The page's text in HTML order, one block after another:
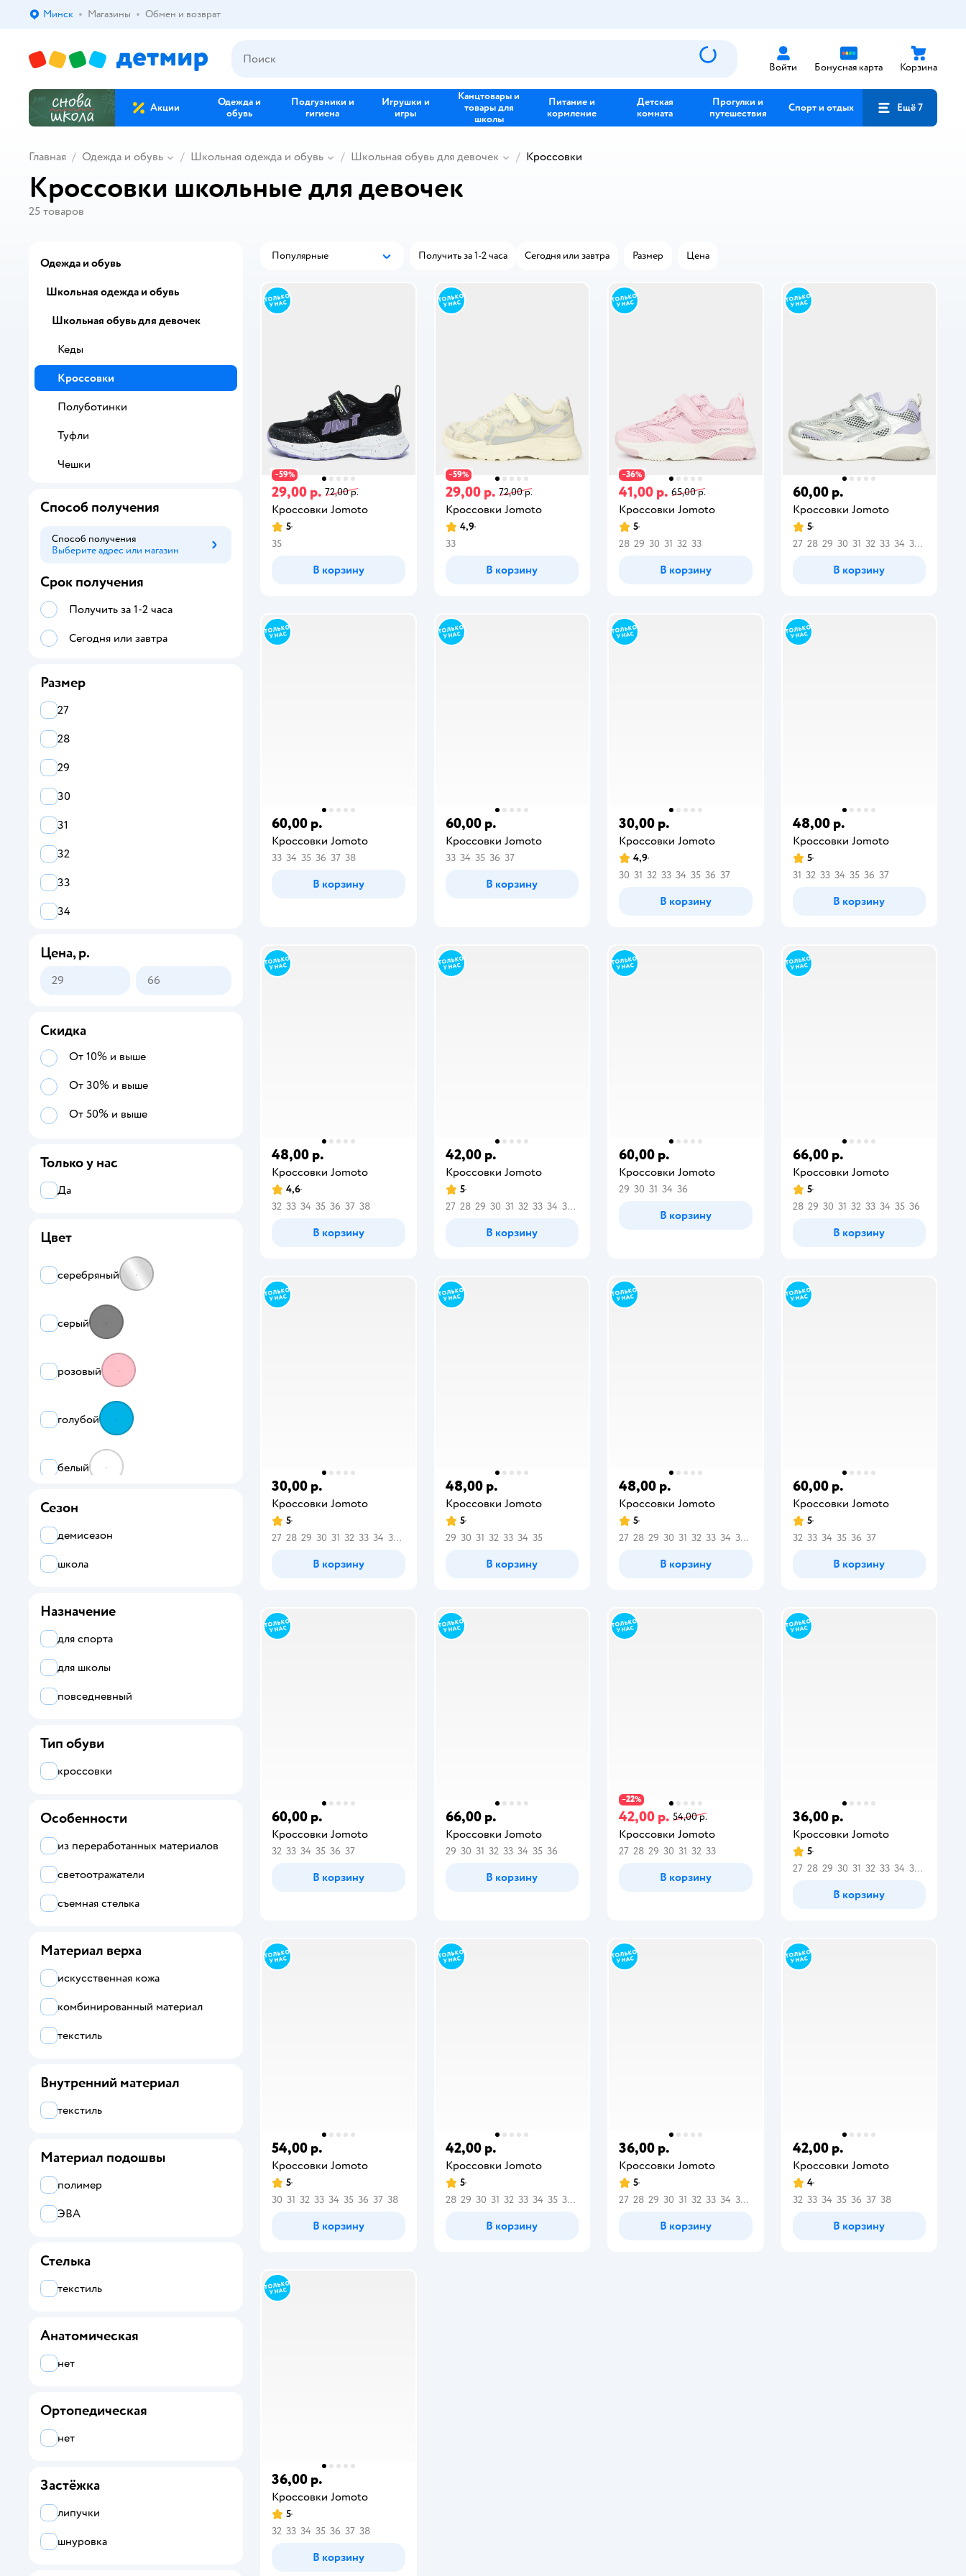
Выбор адреса доставки.
Минск Магазины Обмен и возврат
Войти Бонусная карта Корзина
Акции
Одежда и
обувь
Подгузники и
гигиена
Игрушки и
игры
Канцтовары и
товары для
школы
Питание и
кормление
Детская
комната
Прогулки и
путешествия
Спорт и отдых Ещё 7
Главная Одежда и обувь Школьная одежда и обувь Школьная обувь для девочек Кроссовки
Кроссовки школьные для девочек
25 товаров
Популярные
Популярные Получить за 1-2 часа Сегодня или завтра Размер Цена
−59%
29,00 р. 72,00 р.
Кроссовки Jomoto
5
35
В корзину
−59%
29,00 р. 72,00 р.
Кроссовки Jomoto
4,9
33
В корзину
−36%
41,00 р. 65,00 р.
Кроссовки Jomoto
5
28 29 30 31 32 33
В корзину
60,00 р.
Кроссовки Jomoto
5
27 28 29 30 31 32 33 34 35
В корзину
60,00 р.
Кроссовки Jomoto
33 34 35 36 37 38
В корзину
60,00 р.
Кроссовки Jomoto
33 34 35 36 37
В корзину
30,00 р.
Кроссовки Jomoto
4,9
30 31 32 33 34 35 36 37
В корзину
48,00 р.
Кроссовки Jomoto
5
31 32 33 34 35 36 37
В корзину
48,00 р.
Кроссовки Jomoto
4,6
32 33 34 35 36 37 38
В корзину
42,00 р.
Кроссовки Jomoto
5
27 28 29 30 31 32 33 34 35
В корзину
60,00 р.
Кроссовки Jomoto
29 30 31 34 36
В корзину
66,00 р.
Кроссовки Jomoto
5
28 29 30 31 32 33 34 35 36
В корзину
30,00 р.
Кроссовки Jomoto
5
27 28 29 30 31 32 33 34 35
В корзину
48,00 р.
Кроссовки Jomoto
5
29 30 31 32 33 34 35
В корзину
48,00 р.
Кроссовки Jomoto
5
27 28 29 30 31 32 33 34 35
В корзину
60,00 р.
Кроссовки Jomoto
5
32 33 34 35 36 37
В корзину
60,00 р.
Кроссовки Jomoto
32 33 34 35 36 37
В корзину
66,00 р.
Кроссовки Jomoto
29 30 31 32 33 34 35 36
В корзину
−22%
42,00 р. 54,00 р.
Кроссовки Jomoto
27 28 29 30 31 32 33
В корзину
36,00 р.
Кроссовки Jomoto
5
27 28 29 30 31 32 33 34 35
В корзину
54,00 р.
Кроссовки Jomoto
5
30 31 32 33 34 35 36 37 38
В корзину
42,00 р.
Кроссовки Jomoto
5
28 29 30 31 32 33 34 35 36
В корзину
36,00 р.
Кроссовки Jomoto
5
27 28 29 30 31 32 33 34 35
В корзину
42,00 р.
Кроссовки Jomoto
4
32 33 34 35 36 37 38
В корзину
36,00 р.
Кроссовки Jomoto
5
32 33 34 35 36 37 38
В корзину
Одежда и обувь
Школьная одежда и обувь
Школьная обувь для девочек
Кеды
Кроссовки
Полуботинки
Туфли
Чешки
Способ получения
Способ получения
Выберите адрес или магазин
Способ получения
Срок получения
Получить за 1-2 часа
Сегодня или завтра
Размер
27
28
29
30
31
32
33
34
38
Цена, р.
Скидка
От 10% и выше
От 30% и выше
От 50% и выше
Только у нас
Да
Цвет
серебряный
серый
розовый
голубой
белый
зеленый
синий
черный
Сезон
демисезон
школа
Назначение
для спорта
для школы
повседневный
Тип обуви
кроссовки
Особенности
из переработанных материалов
светоотражатели
съемная стелька
Материал верха
искусственная кожа
комбинированный материал
текстиль
Внутренний материал
текстиль
Материал подошвы
полимер
ЭВА
Стелька
текстиль
Анатомическая
нет
Ортопедическая
нет
Застёжка
липучки
шнуровка